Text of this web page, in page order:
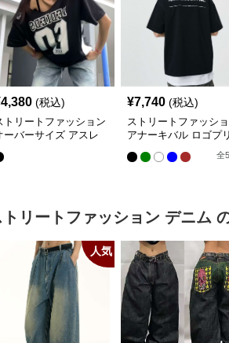
4,380 (税込)
トリートファッション
ーバーサイズ アスレ
¥7,740 (税込)
ストリートファッシ
アナーキバル ロゴプリ
ント オーバーサイズT
ャツ
全5
トリートファッション デニム
人気